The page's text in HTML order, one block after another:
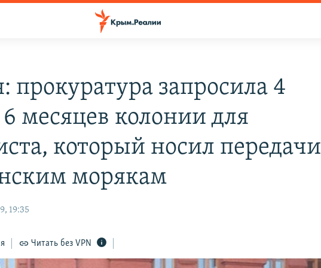
прокуратура запросила 4
6 месяцев колонии для
который носил передачи
морякам
19:35
Читать без VPN